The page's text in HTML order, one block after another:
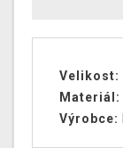
Velikost:
Materiál:
Výrobce: